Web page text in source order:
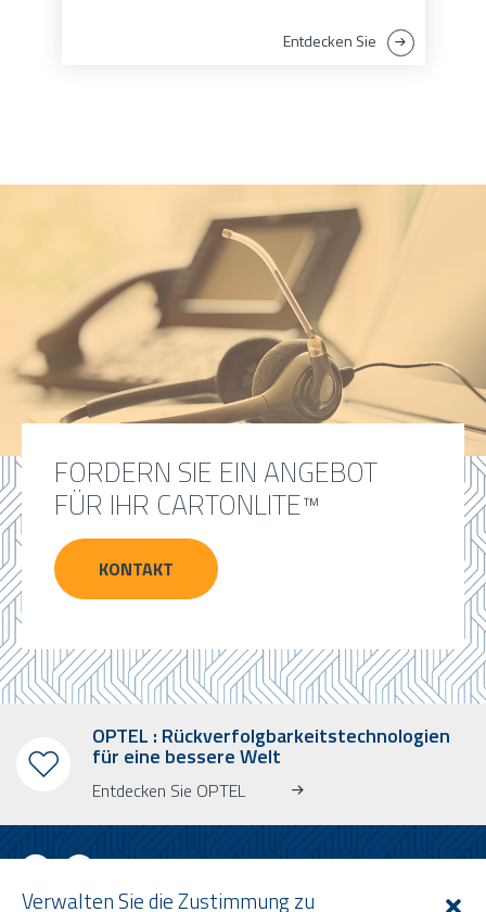
Verwalten Sie die Zustimmung zu
Entdecken Sie
FORDERN SIE EIN ANGEBOT
FÜR IHR CARTONLITE™
KONTAKT
OPTEL : Rückverfolgbarkeitstechnologien
für eine bessere Welt
Entdecken Sie OPTEL